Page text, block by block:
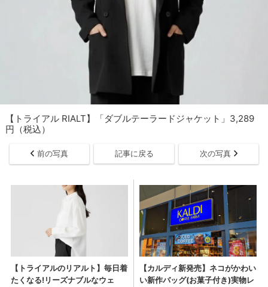
【トライアル RIALT】「ダブルテーラードジャケット」3,289
円（税込）
前の写真 記事に戻る 次の写真